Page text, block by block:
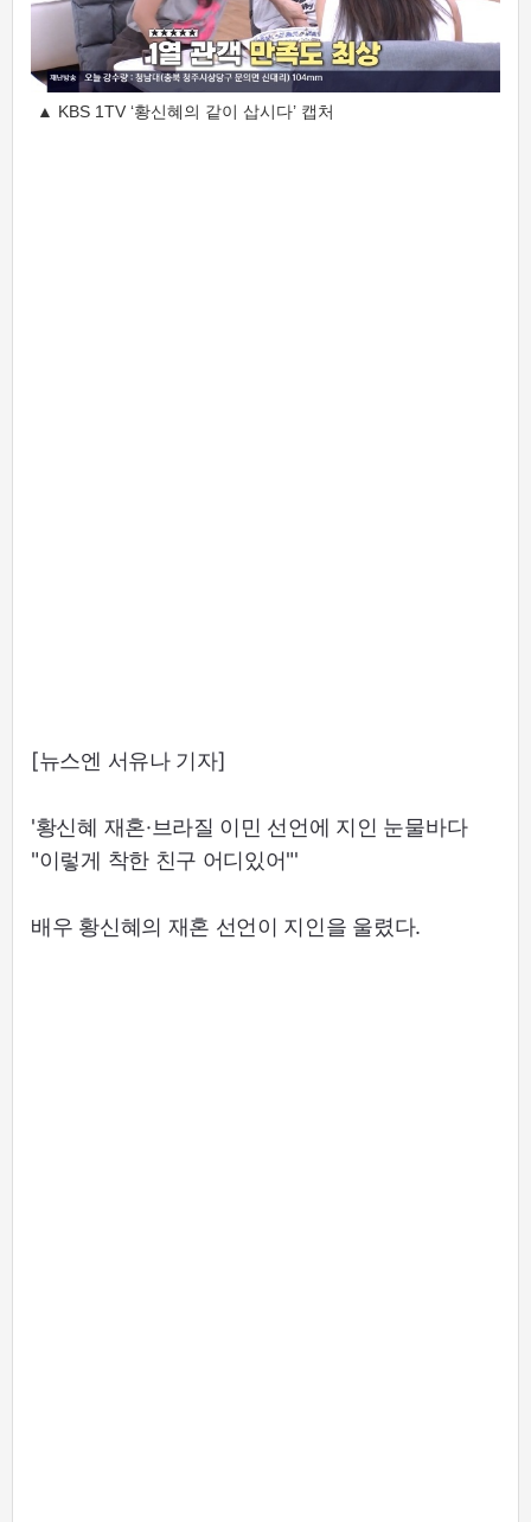
▲ KBS 1TV ‘황신혜의 같이 삽시다’ 캡처
[뉴스엔 서유나 기자]
'황신혜 재혼·브라질 이민 선언에 지인 눈물바다
"이렇게 착한 친구 어디있어"'
배우 황신혜의 재혼 선언이 지인을 울렸다.